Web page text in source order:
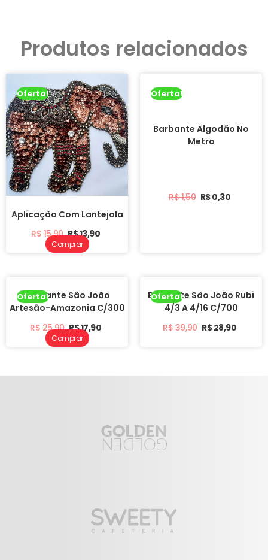
Produtos relacionados
Oferta!
Aplicação Com Lantejola
R$15,90 R$13,90
Oferta!
Barbante Algodão No
Metro
R$1,50 R$0,30
Comprar
Oferta!
Barbante São João
Artesão-Amazonia C/300
R$25,90 R$17,90
Oferta!
Barbante São João Rubi
4/3 A 4/16 C/700
R$39,90 R$28,90
Comprar